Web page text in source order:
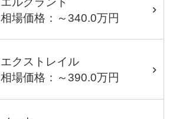
相場価格：～340.0万円
エクストレイル
相場価格：～390.0万円